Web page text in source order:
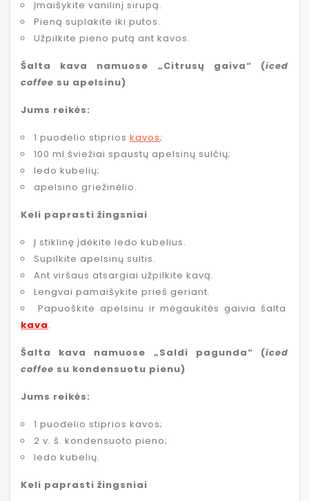
Įmaišykite vanilinį sirupą.
Pieną suplakite iki putos.
Užpilkite pieno putą ant kavos.
Šalta kava namuose „Citrusų gaiva“ (iced
coffee su apelsinu)
Jums reikės:
1 puodelio stiprios kavos;
100 ml šviežiai spaustų apelsinų sulčių;
ledo kubelių;
apelsino griežinėlio.
Keli paprasti žingsniai
Į stiklinę įdėkite ledo kubelius.
Supilkite apelsinų sultis.
Ant viršaus atsargiai užpilkite kavą.
Lengvai pamaišykite prieš geriant.
Papuoškite apelsinu ir mėgaukitės gaivia šalta
kava.
Šalta kava namuose „Saldi pagunda“ (iced
coffee su kondensuotu pienu)
Jums reikės:
1 puodelio stiprios kavos;
2 v. š. kondensuoto pieno;
ledo kubelių.
Keli paprasti žingsniai